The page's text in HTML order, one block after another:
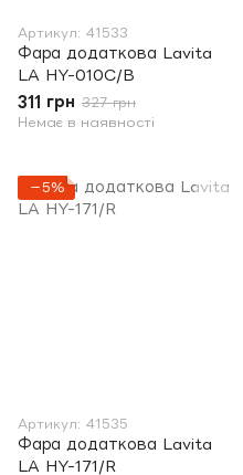
Артикул: 41533
Фара додаткова Lavita
LA HY-010C/B
311 грн 327 грн
Немає в наявності
−5%
Артикул: 41535
Фара додаткова Lavita
LA HY-171/R